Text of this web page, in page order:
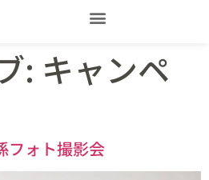
: キャンペ
フォト撮影会